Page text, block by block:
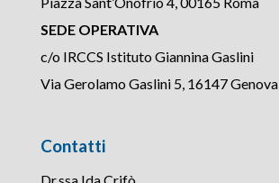
SEDE OPERATIVA
c/o IRCCS Istituto Giannina Gaslini
Via Gerolamo Gaslini 5, 16147 Genova
Contatti